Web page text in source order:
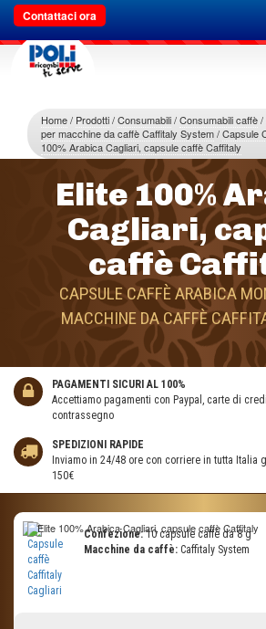
Contattaci ora
Home Prodotti Consumabili Consumabili caffè
per macchine da caffè Caffitaly System Capsule
100% Arabica Cagliari, capsule caffè Caffitaly
Elite 100%
Cagliari,
caffè
CAPSULE CAFFÈ ARABICA
MACCHINE DA CAFFÈ
PAGAMENTI SICURI AL 100%
Accettiamo pagamenti con Paypal, carte di
contrassegno
SPEDIZIONI RAPIDE
Inviamo in 24/48 ore con corriere in tutta Italia
150€
Confezione:10 capsule caffè da 8 g
Macchine da caffè: Caffitaly System